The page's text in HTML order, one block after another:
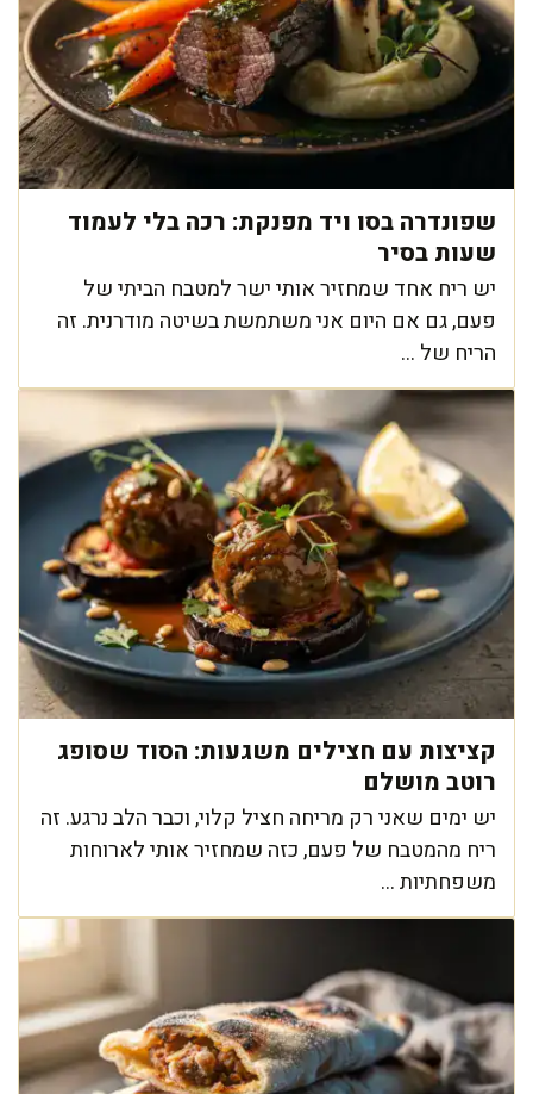
שפונדרה בסו ויד מפנקת: רכה בלי לעמוד
שעות בסיר
יש ריח אחד שמחזיר אותי ישר למטבח הביתי של
פעם, גם אם היום אני משתמשת בשיטה מודרנית. זה
הריח של ...
קציצות עם חצילים משגעות: הסוד שסופג
רוטב מושלם
יש ימים שאני רק מריחה חציל קלוי, וכבר הלב נרגע. זה
ריח מהמטבח של פעם, כזה שמחזיר אותי לארוחות
משפחתיות ...